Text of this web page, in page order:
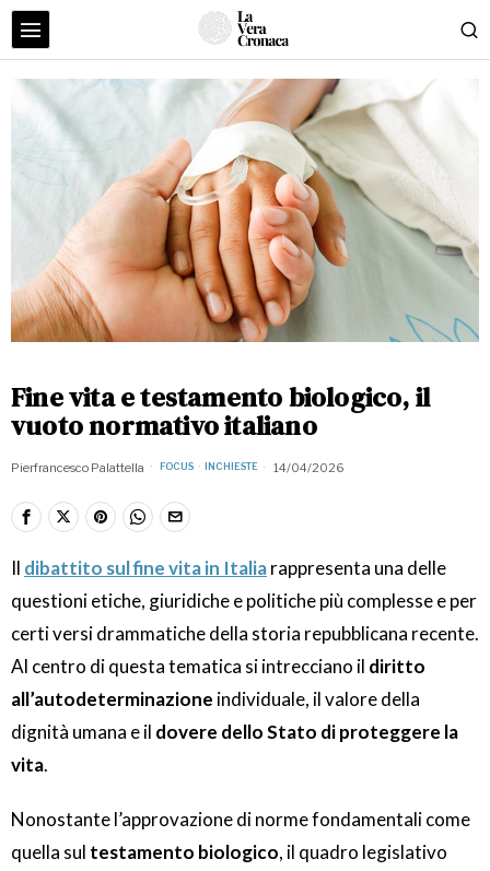
Fine vita e testamento biologico, il
vuoto normativo italiano
Pierfrancesco Palattella FOCUS · INCHIESTE 14/04/2026
Il dibattito sul fine vita in Italiarappresenta una delle
questioni etiche, giuridiche e politiche più complesse e per
certi versi drammatiche della storia repubblicana recente.
Al centro di questa tematica si intrecciano il diritto
all’autodeterminazione individuale, il valore della
dignità umana e il dovere dello Stato di proteggere la
vita.
Nonostante l’approvazione di norme fondamentali come
quella sul testamento biologico, il quadro legislativo